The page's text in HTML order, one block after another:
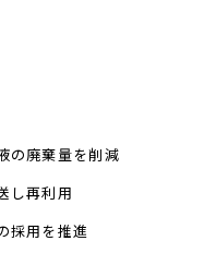
の廃棄量を削減
し再利用
採用を推進